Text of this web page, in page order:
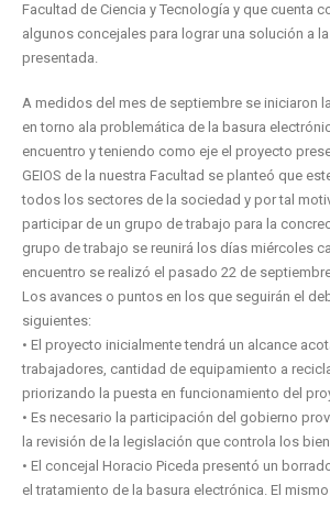
Facultad de Ciencia y Tecnología y que cuenta
algunos concejales para lograr una solución a
presentada.
A medidos del mes de septiembre se iniciaron
en torno ala problemática de la basura
encuentro y teniendo como eje el proyecto
GEIOS de la nuestra Facultad se planteó que
todos los sectores de la sociedad y por tal
participar de un grupo de trabajo para la
grupo de trabajo se reunirá los días miércoles
encuentro se realizó el pasado 22 de
Los avances o puntos en los que seguirán el
siguientes:
• El proyecto inicialmente tendrá un alcance
trabajadores, cantidad de equipamiento a
priorizando la puesta en funcionamiento del
• Es necesario la participación del gobierno
la revisión de la legislación que controla los
• El concejal Horacio Piceda presentó un
el tratamiento de la basura electrónica. El